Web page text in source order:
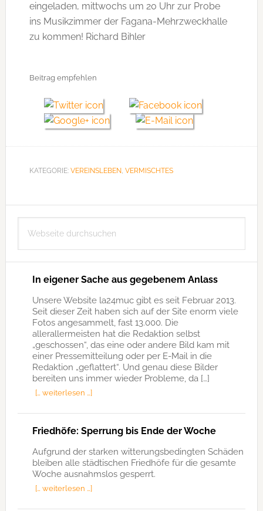
eingeladen, mittwochs um 20 Uhr zur Probe
ins Musikzimmer der Fagana-Mehrzweckhalle
zu kommen! Richard Bihler
Beitrag empfehlen
KATEGORIE: VEREINSLEBEN, VERMISCHTES
Seitenspalte
durchsuchen
In eigener Sache aus gegebenem Anlass
Unsere Website la24muc gibt es seit Februar 2013.
Seit dieser Zeit haben sich auf der Site enorm viele
Fotos angesammelt, fast 13.000. Die
allerallermeisten hat die Redaktion selbst
„geschossen“, das eine oder andere Bild kam mit
einer Pressemitteilung oder per E-Mail in die
Redaktion „geflattert“. Und genau diese Bilder
bereiten uns immer wieder Probleme, da […]
[… weiterlesen …]
Friedhöfe: Sperrung bis Ende der Woche
Aufgrund der starken witterungsbedingten Schäden
bleiben alle städtischen Friedhöfe für die gesamte
Woche ausnahmslos gesperrt.
[… weiterlesen …]